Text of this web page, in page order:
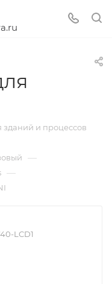
зданий и процессов
—
—
LCD1